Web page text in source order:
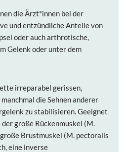
die Ärzt*innen bei der
und entzündliche Anteile von
oder auch arthrotische,
Gelenk oder unter dem
irreparabel gerissen,
die Sehnen anderer
zu stabilisieren. Geeignet
große Rückenmuskel (M.
Brustmuskel (M. pectoralis
eine inverse